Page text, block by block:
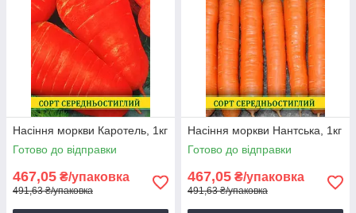
Насіння моркви Каротель, 1кг
Готово до відправки
467,05 ₴/упаковка
491,63 ₴/упаковка
Насіння моркви Нантська, 1кг
Готово до відправки
467,05 ₴/упаковка
491,63 ₴/упаковка